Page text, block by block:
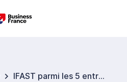
IFAST parmi les 5 entreprises singapouriennes sélectionnées par Forbes Asia’s Best Under A Billion 2025